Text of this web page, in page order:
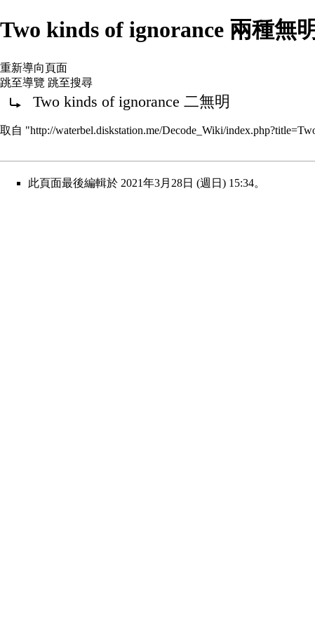
Two kinds of ignorance 兩種無
重新導向頁面
跳至導覽 跳至搜尋
重新導向至：
Two kinds of ignorance 二無明
取自 "http://waterbel.diskstation.me/Decode_Wiki/
此頁面最後編輯於 2021年3月28日 (週日) 15:34。